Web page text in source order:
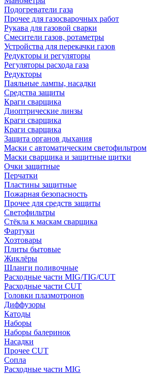
Подогреватели газа
Прочее для газосварочных работ
Рукава для газовой сварки
Смесители газов, ротаметры
Устройства для перекачки газов
Редукторы и регуляторы
Регуляторы расхода газа
Редукторы
Паяльные лампы, насадки
Средства защиты
Краги сварщика
Диоптрические линзы
Краги сварщика
Краги сварщика
Защита органов дыхания
Маски с автоматическим светофильтром
Маски сварщика и защитные щитки
Очки защитные
Перчатки
Пластины защитные
Пожарная безопасность
Прочее для средств защиты
Светофильтры
Стёкла к маскам сварщика
Фартуки
Хозтовары
Плиты бытовые
Жиклёры
Шланги поливочные
Расходные части MIG/TIG/CUT
Расходные части CUT
Головки плазмотронов
Диффузоры
Катоды
Наборы
Наборы балеринок
Насадки
Прочее CUT
Сопла
Расходные части MIG